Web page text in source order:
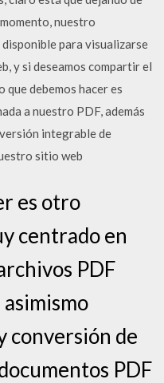
nuestro
para visualizarse
y si deseamos compartir el
debemos hacer es
a nuestro PDF, además
integrable de
sitio web
es otro
centrado en
PDF
conversión de
PDF